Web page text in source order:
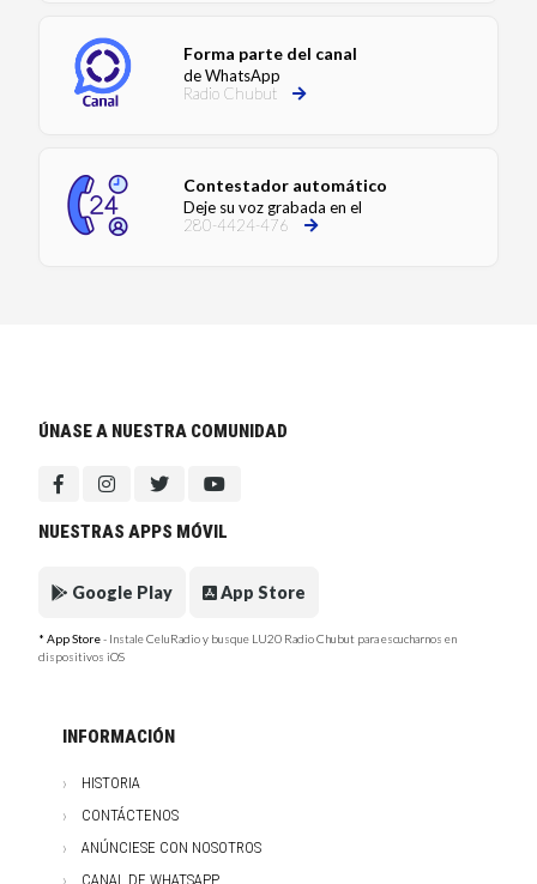
Forma parte del canal
de WhatsApp
Radio Chubut
Contestador automático
Deje su voz grabada en el
280-4424-476
ÚNASE A NUESTRA COMUNIDAD
NUESTRAS APPS MÓVIL
Google Play App Store
* App Store- Instale CeluRadio y busque LU20 Radio Chubut para escucharnos en
dispositivos iOS
INFORMACIÓN
HISTORIA
CONTÁCTENOS
ANÚNCIESE CON NOSOTROS
CANAL DE WHATSAPP